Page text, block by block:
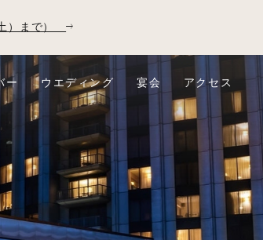
ー ウエディング 宴会 アクセス
土）まで）